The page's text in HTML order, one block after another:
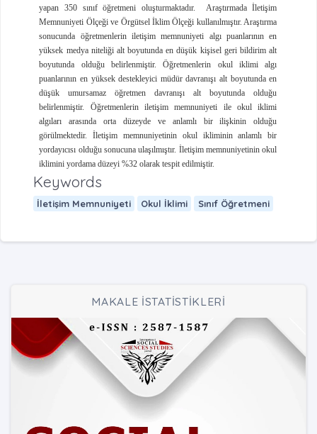
yapan 350 sınıf öğretmeni oluşturmaktadır.
Araştırmada İletişim
Memnuniyeti Ölçeği ve Örgütsel İklim Ölçeği kullanılmıştır. Araştırma
sonucunda öğretmenlerin iletişim memnuniyeti algı puanlarının en
yüksek medya niteliği alt boyutunda en düşük kişisel geri bildirim alt
boyutunda olduğu belirlenmiştir. Öğretmenlerin okul iklimi algı
puanlarının en yüksek destekleyici müdür davranışı alt boyutunda en
düşük umursamaz öğretmen davranışı alt boyutunda olduğu
belirlenmiştir. Öğretmenlerin iletişim memnuniyeti ile okul iklimi
algıları arasında orta düzeyde ve anlamlı bir ilişkinin olduğu
görülmektedir. İletişim memnuniyetinin okul ikliminin anlamlı bir
yordayıcısı olduğu sonucuna ulaşılmıştır. İletişim memnuniyetinin okul
iklimini yordama düzeyi %32 olarak tespit edilmiştir.
Keywords
İletişim Memnuniyeti Okul İklimi Sınıf Öğretmeni
MAKALE İSTATİSTİKLERİ